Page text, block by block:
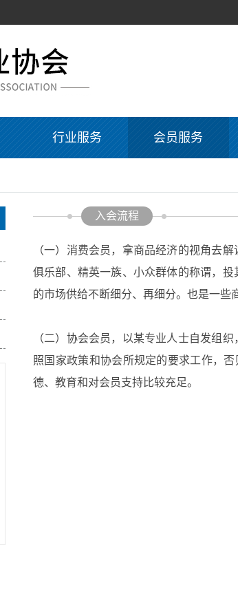
行业服务 会员服务
入会流程
（一）消费会员，拿商品经济的视角去
俱乐部、精英一族、小众群体的称谓，
的市场供给不断细分、再细分。也是一些
（二）协会会员，以某专业人士自发组
照国家政策和协会所规定的要求工作，
德、教育和对会员支持比较充足。